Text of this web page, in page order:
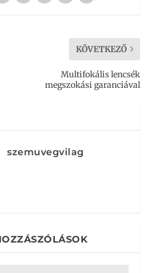
KÖVETKEZŐ
Multifokális lencsék
megszokási garanciával
szemuvegvilag